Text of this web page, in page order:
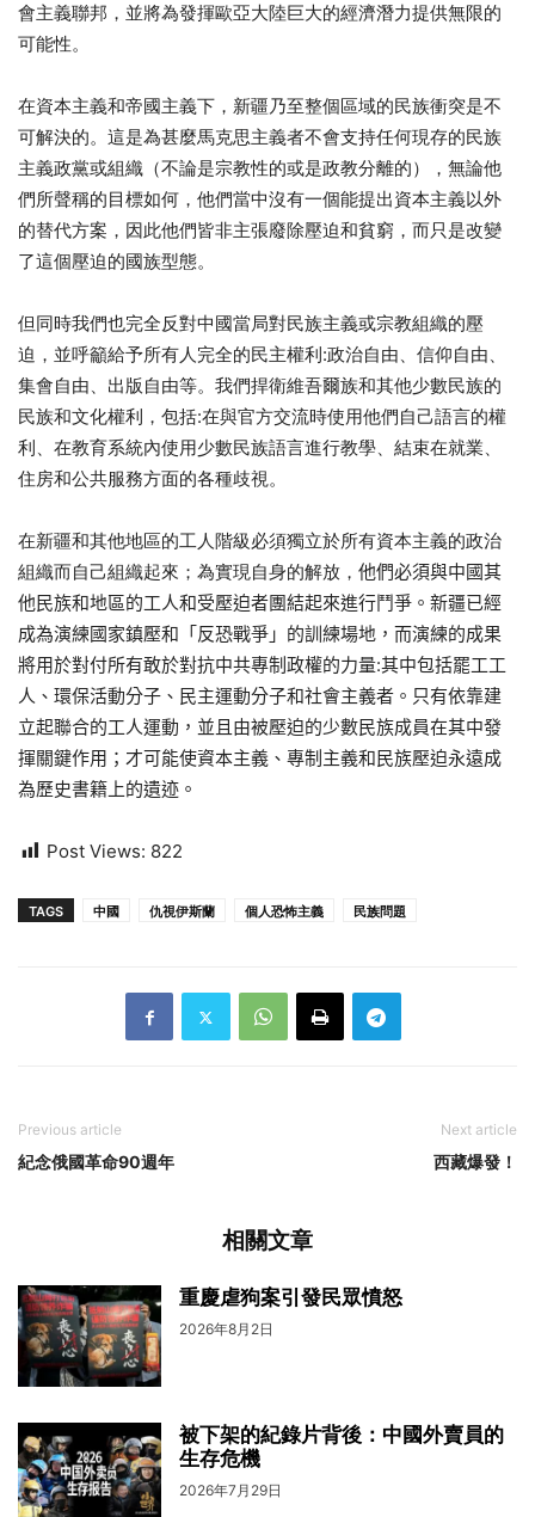
會主義聯邦，並將為發揮歐亞大陸巨大的經濟潛力提供無限的
可能性。
在資本主義和帝國主義下，新疆乃至整個區域的民族衝突是不
可解決的。這是為甚麼馬克思主義者不會支持任何現存的民族
主義政黨或組織（不論是宗教性的或是政教分離的），無論他
們所聲稱的目標如何，他們當中沒有一個能提出資本主義以外
的替代方案，因此他們皆非主張廢除壓迫和貧窮，而只是改變
了這個壓迫的國族型態。
但同時我們也完全反對中國當局對民族主義或宗教組織的壓
迫，並呼籲給予所有人完全的民主權利:政治自由、信仰自由、
集會自由、出版自由等。我們捍衛維吾爾族和其他少數民族的
民族和文化權利，包括:在與官方交流時使用他們自己語言的權
利、在教育系統內使用少數民族語言進行教學、結束在就業、
住房和公共服務方面的各種歧視。
在新疆和其他地區的工人階級必須獨立於所有資本主義的政治
組織而自己組織起來；為實現自身的解放， 他們必須與中國其
他民族和地區的工人和受壓迫者團結起來進行鬥爭。 新疆已經
成為演練國家鎮壓和「反恐戰爭」的訓練場地， 而演練的成果
將用於對付所有敢於對抗中共專制政權的力量:其中包括罷工工
人、環保活動分子、民主運動分子和社會主義者。 只有依靠建
立起聯合的工人運動， 並且由被壓迫的少數民族成員在其中發
揮關鍵作用； 才可能使資本主義、 專制主義和民族壓迫永遠成
為歷史書籍上的遺迹。
Post Views: 822
TAGS 中國 仇視伊斯蘭 個人恐怖主義 民族問題
Previous article
紀念俄國革命90週年
Next article
西藏爆發！
相關文章
重慶虐狗案引發民眾憤怒
2026年8月2日
被下架的紀錄片背後：中國外賣員的
生存危機
2026年7月29日